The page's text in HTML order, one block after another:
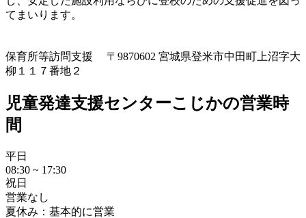
てまいります。
保育所等訪問支援 〒9870602 宮城県登米市中田町上沼字大
柳１１７番地２
児童発達支援センターこじかの営業時
間
平日
08:30 ~ 17:30
祝日
営業なし
夏休み：基本的に営業